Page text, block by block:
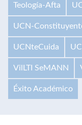
Teología-Afta
UCN-
UCNteCuida
VilLTI SeMANN
Éxito Académico